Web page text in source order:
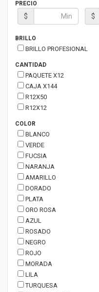
PRECIO
$ $
BRILLO
BRILLO PROFESIONAL
CANTIDAD
PAQUETE X12
CAJA X144
R12X50
R12X12
COLOR
BLANCO
VERDE
FUCSIA
NARANJA
AMARILLO
DORADO
PLATA
ORO ROSA
AZUL
ROSADO
NEGRO
ROJO
MORADA
LILA
TURQUESA